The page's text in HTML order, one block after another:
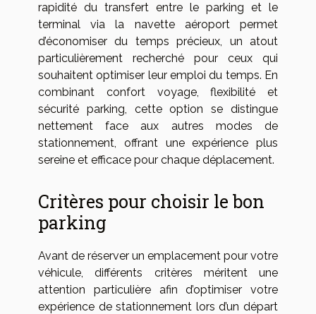
rapidité du transfert entre le parking et le
terminal via la navette aéroport permet
d’économiser du temps précieux, un atout
particulièrement recherché pour ceux qui
souhaitent optimiser leur emploi du temps. En
combinant confort voyage, flexibilité et
sécurité parking, cette option se distingue
nettement face aux autres modes de
stationnement, offrant une expérience plus
sereine et efficace pour chaque déplacement.
Critères pour choisir le bon
parking
Avant de réserver un emplacement pour votre
véhicule, différents critères méritent une
attention particulière afin d’optimiser votre
expérience de stationnement lors d’un départ